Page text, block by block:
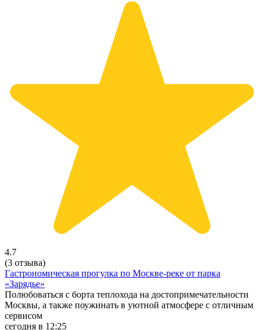
4.7
(3 отзыва)
Гастрономическая прогулка по Москве-реке от парка
«Зарядье»
Полюбоваться с борта теплохода на достопримечательности
Москвы, а также поужинать в уютной атмосфере с отличным
сервисом
сегодня в 12:25